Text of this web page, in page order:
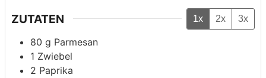
ZUTATEN 1x 2x 3x
80 g Parmesan
1 Zwiebel
2 Paprika